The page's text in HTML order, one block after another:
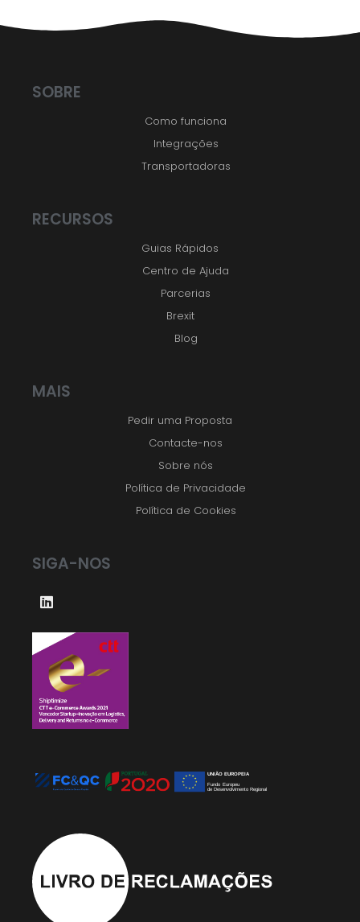
SOBRE
Como funciona
Integrações
Transportadoras
RECURSOS
Guias Rápidos
Centro de Ajuda
Parcerias
Brexit
Blog
MAIS
Pedir uma Proposta
Contacte-nos
Sobre nós
Política de Privacidade
Política de Cookies
SIGA-NOS